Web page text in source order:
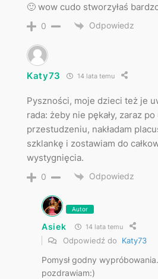
🙂 wow cudo stworzyłaś
0 Odpowiedz
Katy73 14 lata temu
Pyszności, moje dzieci też je
rada: żeby nie pękały, zaraz
przestudzeniu, nakładam
szklankę i zostawiam do
wystygnięcia.
0 Odpowiedz
Autor
Asiek 14 lata temu
Odpowiedź do Katy73
Pomysł godny
pozdrawiam:)